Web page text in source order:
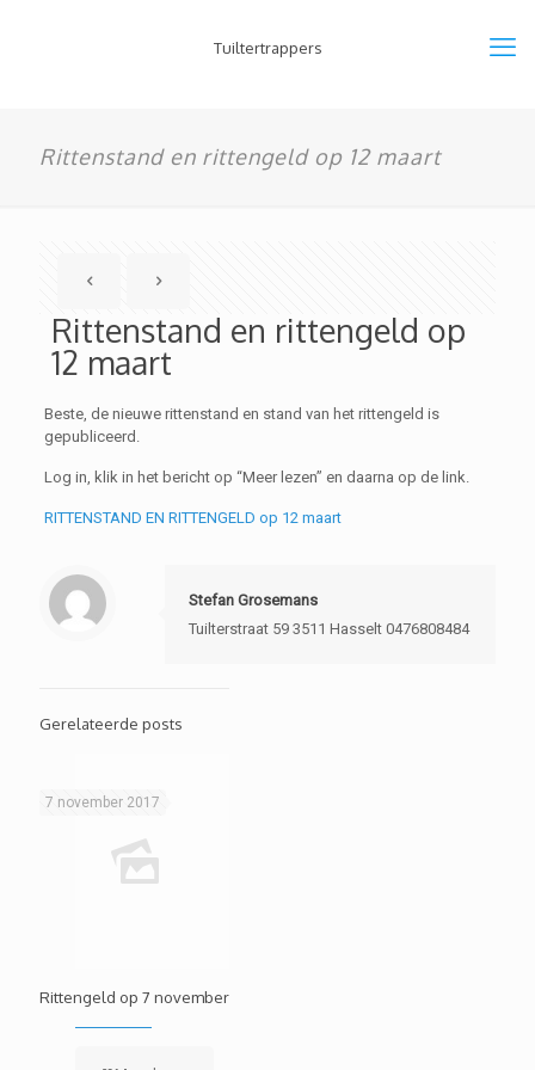
Tuiltertrappers
Rittenstand en rittengeld op 12 maart
Rittenstand en rittengeld op
12 maart
Beste, de nieuwe rittenstand en stand van het rittengeld is
gepubliceerd.
Log in, klik in het bericht op “Meer lezen” en daarna op de link.
RITTENSTAND EN RITTENGELD op 12 maart
Stefan Grosemans
Tuilterstraat 59 3511 Hasselt 0476808484
Gerelateerde posts
7 november 2017
Rittengeld op 7 november